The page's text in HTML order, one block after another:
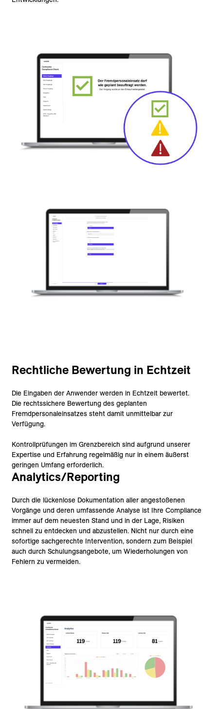
Rechtliche Bewertung in Echtzeit
Die Eingaben der Anwender werden in Echtzeit bewertet.
Die rechtssichere Bewertung des geplanten
Fremdpersonaleinsatzes steht damit unmittelbar zur
Verfügung.
Kontrollprüfungen im Grenzbereich sind aufgrund unserer
Expertise und Erfahrung regelmäßig nur in einem äußerst
geringen Umfang erforderlich.
Analytics/Reporting
Durch die lückenlose Dokumentation aller angestoßenen
Vorgänge und deren umfassende Analyse ist Ihre Compliance
immer auf dem neuesten Stand und in der Lage, Risiken
schnell zu entdecken und abzustellen. Nicht nur durch eine
sofortige sachgerechte Intervention, sondern zum Beispiel
auch durch Schulungsangebote, um Wiederholungen von
Fehlern zu vermeiden.